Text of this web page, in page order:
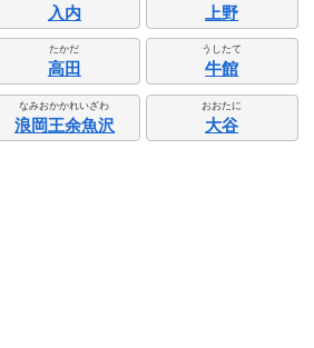
入内 上野
たかだ
高田
うしたて
牛館
なみおかかれいざわ
浪岡王余魚沢
おおたに
大谷